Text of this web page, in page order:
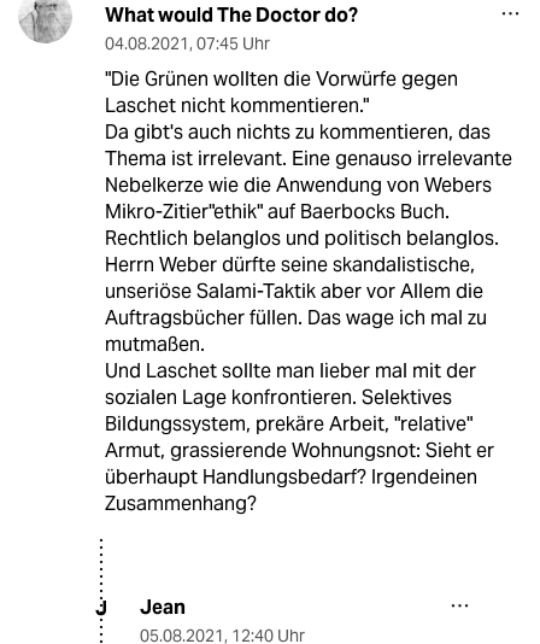
What would The Doctor do?
04.08.2021, 07:45 Uhr
"Die Grünen wollten die Vorwürfe gegen
Laschet nicht kommentieren."
Da gibt's auch nichts zu kommentieren, das
Thema ist irrelevant. Eine genauso irrelevante
Nebelkerze wie die Anwendung von Webers
Mikro-Zitier"ethik" auf Baerbocks Buch.
Rechtlich belanglos und politisch belanglos.
Herrn Weber dürfte seine skandalistische,
unseriöse Salami-Taktik aber vor Allem die
Auftragsbücher füllen. Das wage ich mal zu
mutmaßen.
Und Laschet sollte man lieber mal mit der
sozialen Lage konfrontieren. Selektives
Bildungssystem, prekäre Arbeit, "relative"
Armut, grassierende Wohnungsnot: Sieht er
überhaupt Handlungsbedarf? Irgendeinen
Zusammenhang?
J Jean
05.08.2021, 12:40 Uhr